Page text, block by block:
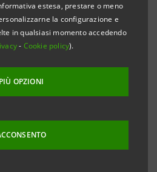
estesa, prestare o meno
la configurazione e
in qualsiasi momento accedendo
- Cookie policy).
PIÙ OPZIONI
chiede il pagamento di un
700 milioni di euro,
delle anticipazioni
tra il 31 dicembre 1999 e
in toto il fondamento della